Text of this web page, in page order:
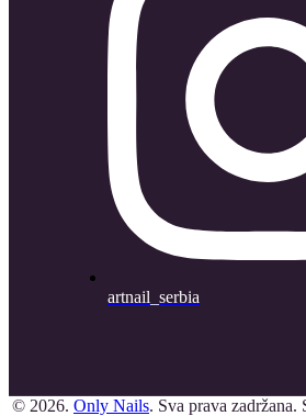
artnail_serbia
© 2026. Only Nails. Sva prava zadržana.